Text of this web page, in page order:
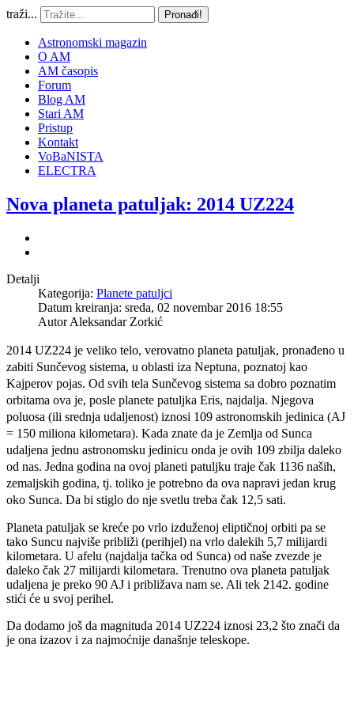
traži... Pronađi!
Astronomski magazin
O AM
AM časopis
Forum
Blog AM
Stari AM
Pristup
Kontakt
VoBaNISTA
ELECTRA
Nova planeta patuljak: 2014 UZ224
Detalji
Kategorija: Planete patuljci
Datum kreiranja: sreda, 02 novembar 2016 18:55
AutorAleksandar Zorkić
2014 UZ224 je veliko telo, verovatno planeta patuljak, pronađeno u
zabiti Sunčevog sistema, u oblasti iza Neptuna, poznatoj kao
Kajperov pojas. Od svih tela Sunčevog sistema sa dobro poznatim
orbitama ova je, posle planete patuljka Eris, najdalja. Njegova
poluosa (ili srednja udaljenost) iznosi 109 astronomskih jedinica (AJ
= 150 miliona kilometara). Kada znate da je Zemlja od Sunca
udaljena jednu astronomsku jedinicu onda je ovih 109 zbilja daleko
od nas. Jedna godina na ovoj planeti patuljku traje čak 1136 naših,
zemaljskih godina, tj. toliko je potrebno da ova napravi jedan krug
oko Sunca. Da bi stiglo do nje svetlu treba čak 12,5 sati.
Planeta patuljak se kreće po vrlo izduženoj eliptičnoj orbiti pa se
tako Suncu najviše približi (perihjel) na vrlo dalekih 5,7 milijardi
kilometara. U afelu (najdalja tačka od Sunca) od naše zvezde je
daleko čak 27 milijardi kilometara. Trenutno ova planeta patuljak
udaljena je preko 90 AJ i približava nam se. Ali tek 2142. godine
stići će u svoj perihel.
Da dodamo još da magnituda 2014 UZ224 iznosi 23,2 što znači da
je ona izazov i za najmoćnije današnje teleskope.